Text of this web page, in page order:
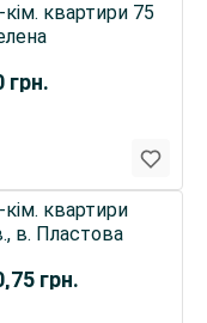
грн.
квартири 75
грн.
квартири
в. Пластова